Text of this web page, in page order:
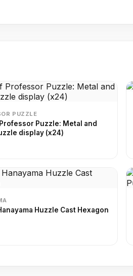
PUZZLE
Puzzle: Metal and
display (x24)
Huzzle Cast Hexagon